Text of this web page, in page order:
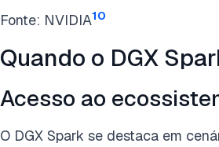
Fonte: NVIDIA10
Quando o DGX
Acesso ao
O DGX Spark se destaca em